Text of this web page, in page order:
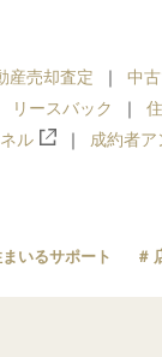
産売却査定
中
リースバック
ル 成約者ア
いるサポート